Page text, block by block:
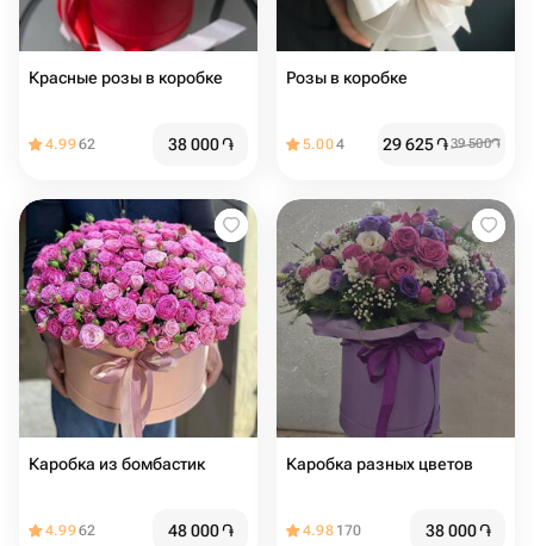
Красные розы в коробке
4.9962 38 000֏
Розы в кoрoбкe
5.004 29 625֏39 500֏
Каробка из бомбастик
4.9962 48 000֏
Каробка разных цветов
4.98 170 38 000֏